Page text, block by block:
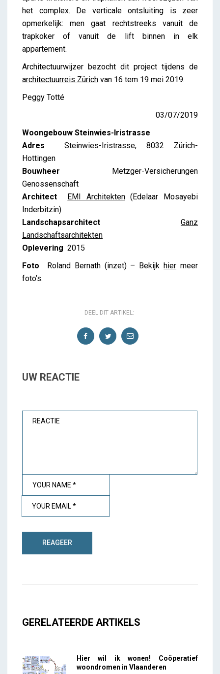
het complex. De verticale ontsluiting is zeer
opmerkelijk: men gaat rechtstreeks vanuit de
trapkoker of vanuit de lift binnen in elk
appartement.
Architectuurwijzer bezocht dit project tijdens de
architectuurreis Zürich van 16 tem 19 mei 2019.
Peggy Totté
03/07/2019
Woongebouw Steinwies-Iristrasse
Adres
Steinwies-Iristrasse, 8032 Zürich-
Hottingen
Bouwheer
Metzger-Versicherungen
Genossenschaft
Architect
EMI Architekten(Edelaar Mosayebi
Inderbitzin)
Landschapsarchitect
Ganz
Landschaftsarchitekten
Oplevering 2015
Foto
Roland Bernath (inzet) – Bekijkhier meer
foto’s.
DEEL DIT ARTIKEL:
UW REACTIE
GERELATEERDE ARTIKELS
Hier wil ik wonen! Coöperatief
woondromen in Vlaanderen